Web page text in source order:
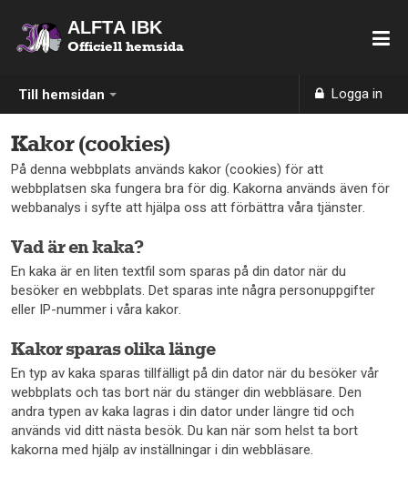
Till hemsidan Logga in
ALFTA IBK
Officiell hemsida
Kakor (cookies)
På denna webbplats används kakor (cookies) för att
webbplatsen ska fungera bra för dig. Kakorna används även för
webbanalys i syfte att hjälpa oss att förbättra våra tjänster.
Vad är en kaka?
En kaka är en liten textfil som sparas på din dator när du
besöker en webbplats. Det sparas inte några personuppgifter
eller IP-nummer i våra kakor.
Kakor sparas olika länge
En typ av kaka sparas tillfälligt på din dator när du besöker vår
webbplats och tas bort när du stänger din webbläsare. Den
andra typen av kaka lagras i din dator under längre tid och
används vid ditt nästa besök. Du kan när som helst ta bort
kakorna med hjälp av inställningar i din webbläsare.